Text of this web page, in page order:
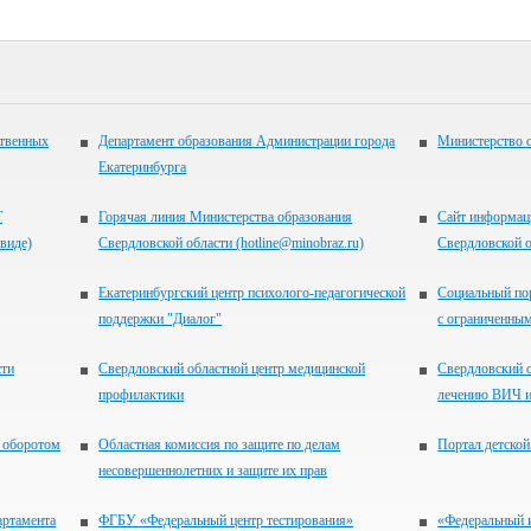
Департамент образования Администрации города
Екатеринбурга
Министерство
Горячая линия Министерства образования
Свердловской области (hotline@minobraz.ru)
Сайт
Свердловской
Екатеринбургский центр психолого-педагогической
поддержки "Диалог"
Социальный
с
Свердловский областной центр медицинской
профилактики
Свердловский
лечению ВИЧ
Областная комиссия по защите по делам
несовершеннолетних и защите их прав
Портал
ФГБУ «Федеральный центр тестирования» «Федеральный